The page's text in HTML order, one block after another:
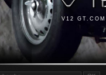
V12